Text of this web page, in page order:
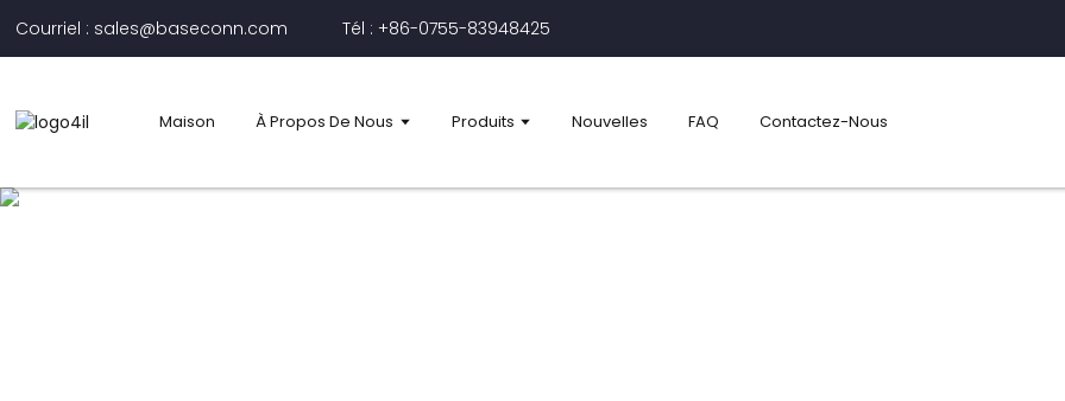
Courriel : sales@baseconn.com Tél : +86-0755-83948425
Maison À Propos De Nous Produits Nouvelles FAQ Contactez-Nous